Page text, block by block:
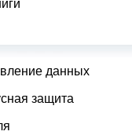
данных
защита